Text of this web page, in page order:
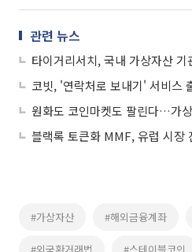
관련 뉴스
원화도 코인마켓도 팔린다…가
블랙록 토큰화 MMF, 유럽 시장
#가상자산 #해외금융계좌
#외국환거래법 #스테이블코인